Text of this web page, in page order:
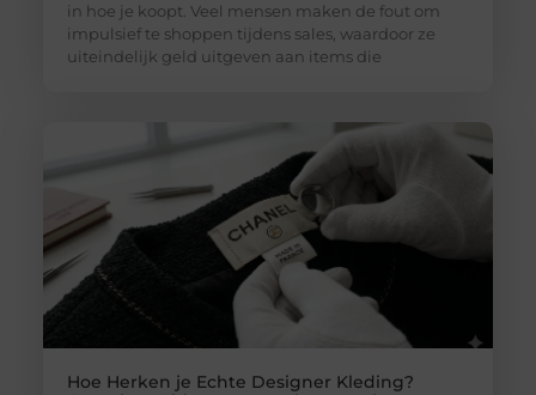
in hoe je koopt. Veel mensen maken de fout om
impulsief te shoppen tijdens sales, waardoor ze
uiteindelijk geld uitgeven aan items die
Hoe Herken je Echte Designer Kleding?